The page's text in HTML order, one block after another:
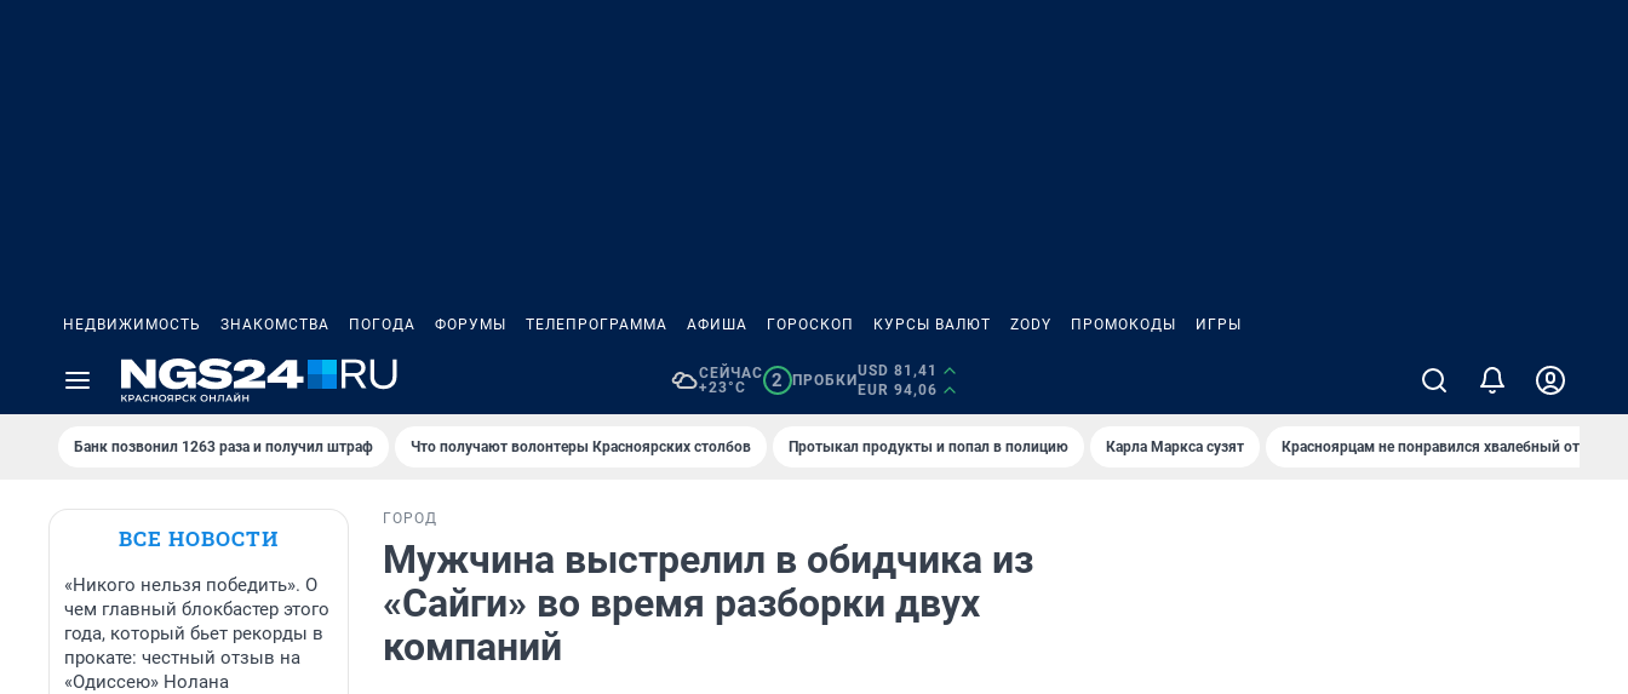
НЕДВИЖИМОСТЬ ЗНАКОМСТВА ПОГОДА ФОРУМЫ ТЕЛЕПРОГРАММА АФИША ГОРОСКОП КУРСЫ ВАЛЮТ ZODY ПРОМОКОДЫ ИГРЫ
СЕЙЧАС
+23°C
2 ПРОБКИ
USD 81,41
EUR 94,06
Банк позвонил 1263 раза и получил штраф Что получают волонтеры Красноярских столбов Протыкал продукты и попал в полицию Карла Маркса сузят Красноярцам не понравился хвалебный отзыв о
ВСЕ НОВОСТИ
«Никого нельзя победить». О
чем главный блокбастер этого
года, который бьет рекорды в
прокате: честный отзыв на
«Одиссею» Нолана
ГОРОД
Мужчина выстрелил в обидчика из
«Сайги» во время разборки двух
компаний